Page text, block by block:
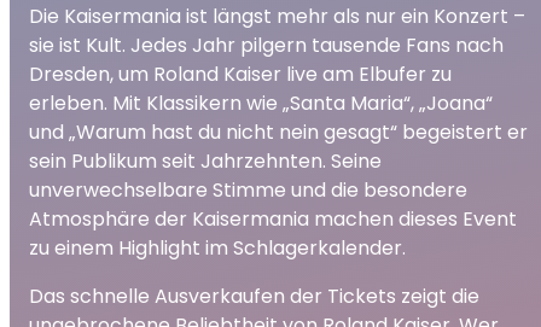
Die Kaisermania ist längst mehr als nur ein Konzert –
sie ist Kult. Jedes Jahr pilgern tausende Fans nach
Dresden, um Roland Kaiser live am Elbufer zu
erleben. Mit Klassikern wie „Santa Maria“, „Joana“
und „Warum hast du nicht nein gesagt“ begeistert er
sein Publikum seit Jahrzehnten. Seine
unverwechselbare Stimme und die besondere
Atmosphäre der Kaisermania machen dieses Event
zu einem Highlight im Schlagerkalender.
Das schnelle Ausverkaufen der Tickets zeigt die